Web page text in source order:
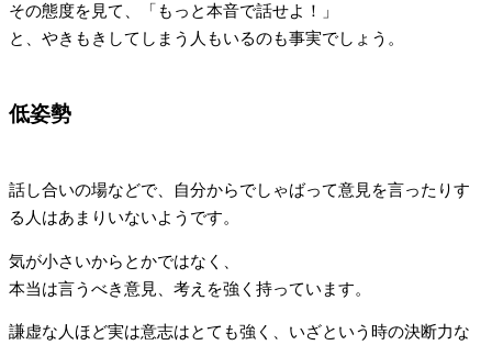
その態度を見て、「もっと本音で話せよ！」
と、やきもきしてしまう人もいるのも事実でしょう。
低姿勢
話し合いの場などで、自分からでしゃばって意見を言ったりす
る人はあまりいないようです。
気が小さいからとかではなく、
本当は言うべき意見、考えを強く持っています。
謙虚な人ほど実は意志はとても強く、いざという時の決断力な